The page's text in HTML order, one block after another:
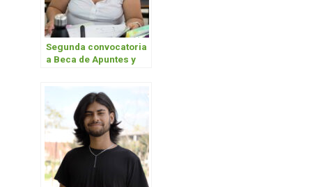
Segunda convocatoria
a Beca de Apuntes y